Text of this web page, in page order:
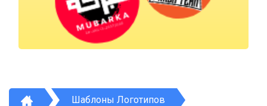
Шаблоны Логотипов